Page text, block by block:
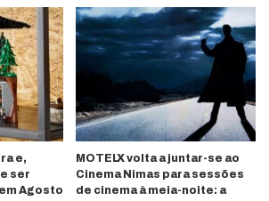
e,
ser
Agosto
MOTELX volta a juntar-se ao
Cinema Nimas para sessões
de cinema à meia-noite: a